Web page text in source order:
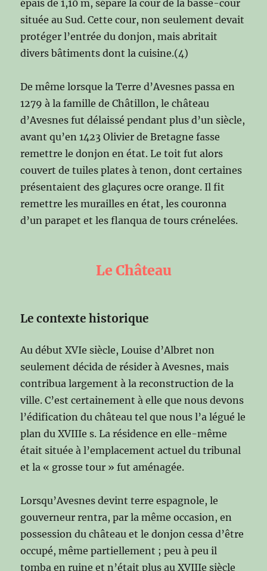
épais de 1,10 m, sépare la cour de la basse-cour
située au Sud. Cette cour, non seulement devait
protéger l’entrée du donjon, mais abritait
divers bâtiments dont la cuisine.(4)
De même lorsque la Terre d’Avesnes passa en
1279 à la famille de Châtillon, le château
d’Avesnes fut délaissé pendant plus d’un siècle,
avant qu’en 1423 Olivier de Bretagne fasse
remettre le donjon en état. Le toit fut alors
couvert de tuiles plates à tenon, dont certaines
présentaient des glaçures ocre orange. Il fit
remettre les murailles en état, les couronna
d’un parapet et les flanqua de tours crénelées.
Le Château
Le contexte historique
Au début XVIe siècle, Louise d’Albret non
seulement décida de résider à Avesnes, mais
contribua largement à la reconstruction de la
ville. C’est certainement à elle que nous devons
l’édification du château tel que nous l’a légué le
plan du XVIIIe s. La résidence en elle-même
était située à l’emplacement actuel du tribunal
et la « grosse tour » fut aménagée.
Lorsqu’Avesnes devint terre espagnole, le
gouverneur rentra, par la même occasion, en
possession du château et le donjon cessa d’être
occupé, même partiellement ; peu à peu il
tomba en ruine et n’était plus au XVIIIe siècle